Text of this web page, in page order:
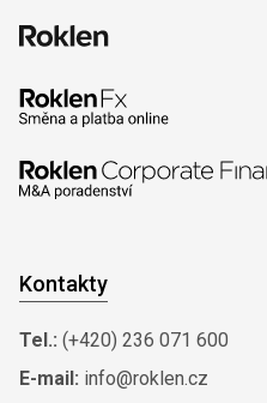
Kontakty
Tel.: (+420) 236 071 600
E-mail: info@roklen.cz